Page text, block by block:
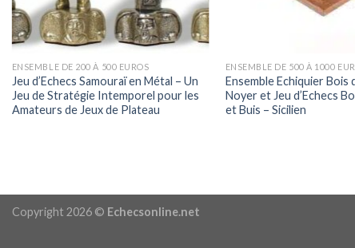
ENSEMBLE DE 200 À 500 EUROS
Jeu d’Echecs Samouraï en Métal – Un
Jeu de Stratégie Intemporel pour les
Amateurs de Jeux de Plateau
ENSEMBLE DE 500 À 1000
Ensemble Echiquier Bois
Noyer et Jeu d’Echecs
et Buis – Sicilien
Copyright 2026 © Echecsonline.net